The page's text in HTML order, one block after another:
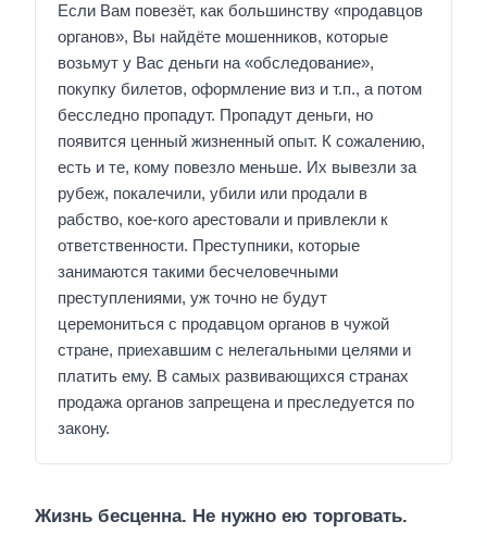
Если Вам повезёт, как большинству «продавцов
органов», Вы найдёте мошенников, которые
возьмут у Вас деньги на «обследование»,
покупку билетов, оформление виз и т.п., а потом
бесследно пропадут. Пропадут деньги, но
появится ценный жизненный опыт. К сожалению,
есть и те, кому повезло меньше. Их вывезли за
рубеж, покалечили, убили или продали в
рабство, кое-кого арестовали и привлекли к
ответственности. Преступники, которые
занимаются такими бесчеловечными
преступлениями, уж точно не будут
церемониться с продавцом органов в чужой
стране, приехавшим с нелегальными целями и
платить ему. В самых развивающихся странах
продажа органов запрещена и преследуется по
закону.
Жизнь бесценна. Не нужно ею торговать.